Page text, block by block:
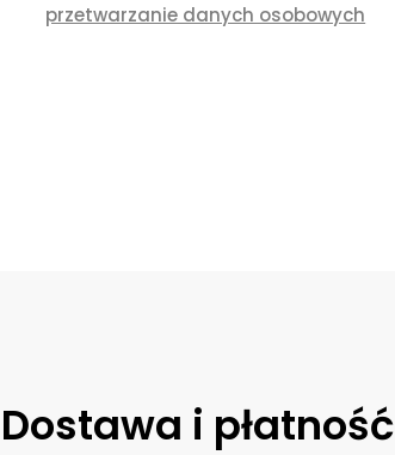
przetwarzanie danych osobowych
Dostawa i płatność